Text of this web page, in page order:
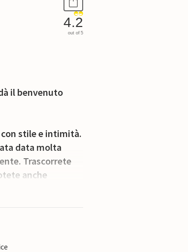
4.2
out of 5
il benvenuto
con stile e intimità.
data molta
Trascorrete
anche
nella sauna